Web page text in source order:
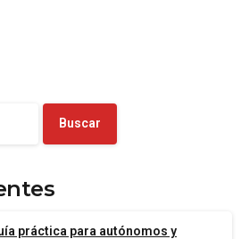
Buscar
práctica para autónomos y